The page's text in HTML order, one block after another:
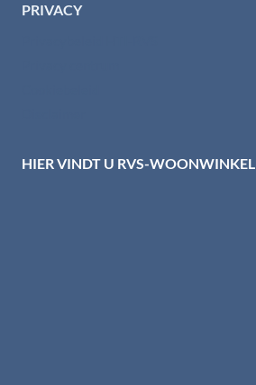
PRIVACY
HIER VINDT U RVS-WOONWINKEL